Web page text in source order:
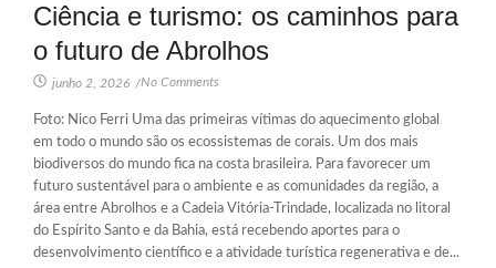
Ciência e turismo: os caminhos para
o futuro de Abrolhos
junho 2, 2026 /No Comments
Foto: Nico Ferri Uma das primeiras vítimas do aquecimento global
em todo o mundo são os ecossistemas de corais. Um dos mais
biodiversos do mundo fica na costa brasileira. Para favorecer um
futuro sustentável para o ambiente e as comunidades da região, a
área entre Abrolhos e a Cadeia Vitória-Trindade, localizada no litoral
do Espírito Santo e da Bahia, está recebendo aportes para o
desenvolvimento científico e a atividade turística regenerativa e de...